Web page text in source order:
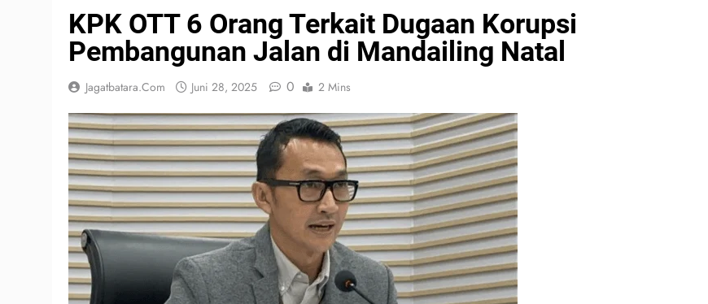
KPK OTT 6 Orang Terkait Dugaan Korupsi
Pembangunan Jalan di Mandailing Natal
Jagatbatara.com Juni 28, 2025 0 2 Mins